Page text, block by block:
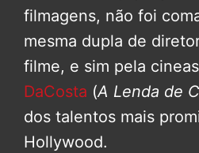
filmagens, não foi
mesma dupla de
filme, e sim pela
DaCosta (A Lenda de
dos talentos mais
Hollywood.